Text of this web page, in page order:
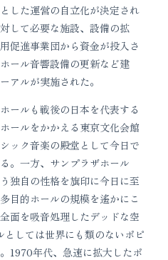
した運営の自立化が決定され
して必要な施設、設備の拡
促進事業団から資金が投入さ
ール音響設備の更新など建
アルが実施された。
ールも戦後の日本を代表する
ールをかかえる東京文化会館
ック音楽の殿堂として今日で
。一方、サンプラザホール
独自の性格を旗印に今日に至
目的ホールの規模を遙かにこ
面を吸音処理したデッドな空
しては世界にも類のないポピ
1970年代、急速に拡大したポ